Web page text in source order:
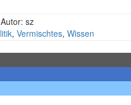
sz
, Vermischtes, Wissen